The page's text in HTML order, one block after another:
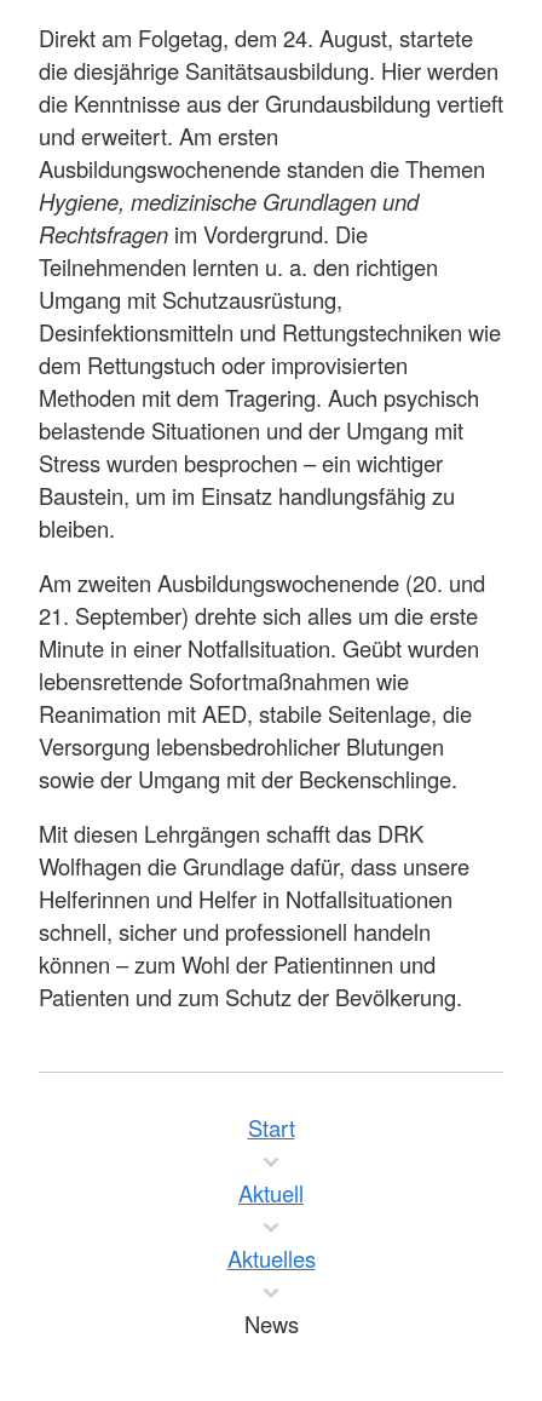
Direkt am Folgetag, dem 24. August, startete
die diesjährige Sanitätsausbildung. Hier werden
die Kenntnisse aus der Grundausbildung vertieft
und erweitert. Am ersten
Ausbildungswochenende standen die Themen
Hygiene, medizinische Grundlagen und
Rechtsfragen im Vordergrund. Die
Teilnehmenden lernten u. a. den richtigen
Umgang mit Schutzausrüstung,
Desinfektionsmitteln und Rettungstechniken wie
dem Rettungstuch oder improvisierten
Methoden mit dem Tragering. Auch psychisch
belastende Situationen und der Umgang mit
Stress wurden besprochen – ein wichtiger
Baustein, um im Einsatz handlungsfähig zu
bleiben.
Am zweiten Ausbildungswochenende (20. und
21. September) drehte sich alles um die erste
Minute in einer Notfallsituation. Geübt wurden
lebensrettende Sofortmaßnahmen wie
Reanimation mit AED, stabile Seitenlage, die
Versorgung lebensbedrohlicher Blutungen
sowie der Umgang mit der Beckenschlinge.
Mit diesen Lehrgängen schafft das DRK
Wolfhagen die Grundlage dafür, dass unsere
Helferinnen und Helfer in Notfallsituationen
schnell, sicher und professionell handeln
können – zum Wohl der Patientinnen und
Patienten und zum Schutz der Bevölkerung.
Start
Aktuell
Aktuelles
News